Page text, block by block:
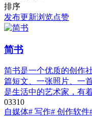
排序
发布更新浏览点赞
简书
简书是一个优质的创作
篇短文、一张照片、一
是生活中的艺术家，有
03310
自媒体# 写作# 创作软件